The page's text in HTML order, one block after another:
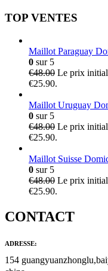
TOP VENTES
Maillot Paraguay
0 sur 5
€48.00 Le prix
€25.90.
Maillot Uruguay
0 sur 5
€48.00 Le prix
€25.90.
Maillot Suisse
0 sur 5
€48.00 Le prix
€25.90.
CONTACT
ADRESSE:
154